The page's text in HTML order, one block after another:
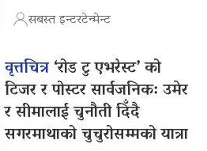
सबस्त इन्टरटेन्मेन्ट
वृत्तचित्र‘रोड टु एभरेस्ट’ को
टिजर र पोस्टर सार्वजनिक: उमेर
र सीमालाई चुनौती दिँदै
सगरमाथाको चुचुरोसम्मको यात्रा